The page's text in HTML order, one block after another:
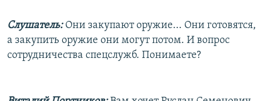
Слушатель:Они закупают оружие... Они готовятся,
а закупить оружие они могут потом. И вопрос
сотрудничества спецслужб. Понимаете?